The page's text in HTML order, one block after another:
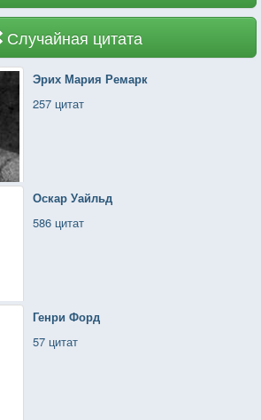
Случайная цитата
Эрих Мария Ремарк
257 цитат
Оскар Уайльд
586 цитат
Генри Форд
57 цитат